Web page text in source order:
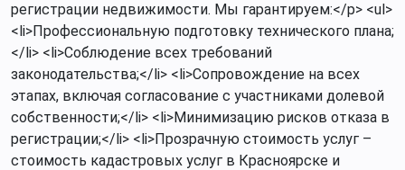
регистрации недвижимости. Мы гарантируем:</p> <ul>
<li>Профессиональную подготовку технического плана;
</li> <li>Соблюдение всех требований
законодательства;</li> <li>Сопровождение на всех
этапах, включая согласование с участниками долевой
собственности;</li> <li>Минимизацию рисков отказа в
регистрации;</li> <li>Прозрачную стоимость услуг –
стоимость кадастровых услуг в Красноярске и